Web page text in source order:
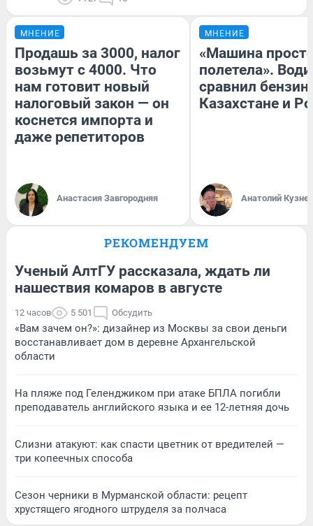
МНЕНИЕ
Продашь за 3000, налог
возьмут с 4000. Что
нам готовит новый
налоговый закон — он
коснется импорта и
даже репетиторов
Анастасия Завгородняя
МНЕНИЕ
«Машина
полетела».
сравнил бензин
Казахстане и
Анатолий
РЕКОМЕНДУЕМ
Ученый АлтГУ рассказала, ждать ли
нашествия комаров в августе
12 часов 5 501 Обсудить
«Вам зачем он?»: дизайнер из Москвы за свои деньги
восстанавливает дом в деревне Архангельской
области
На пляже под Геленджиком при атаке БПЛА погибли
преподаватель английского языка и ее 12-летняя дочь
Слизни атакуют: как спасти цветник от вредителей —
три копеечных способа
Сезон черники в Мурманской области: рецепт
хрустящего ягодного штруделя за полчаса